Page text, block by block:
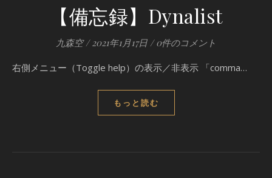
【備忘録】Dynalist
九森空 / 2021年1月17日 / 0件のコメント
右側メニュー（Toggle help）の表示／非表示 「comma…
もっと読む